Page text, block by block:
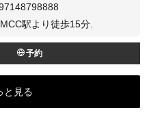
駅より徒歩15分.
予約
と見る